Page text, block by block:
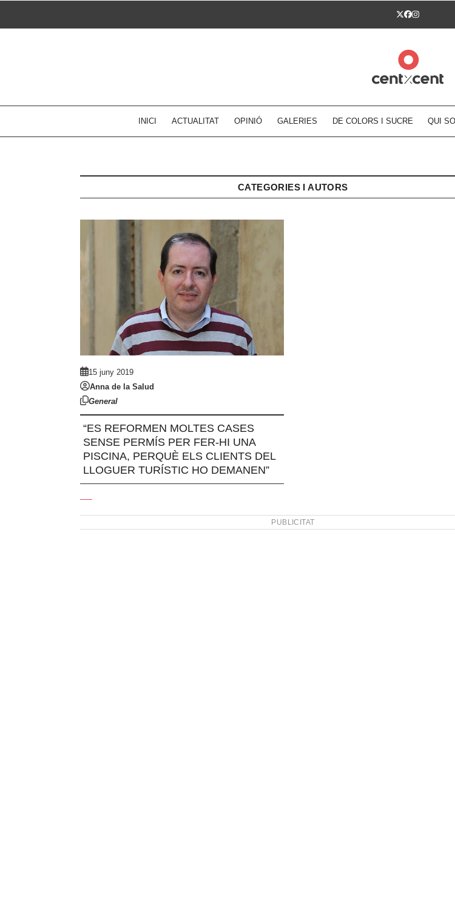
Twitter
Facebook
Instagram
INICI ACTUALITAT OPINIÓ GALERIES DE COLORS I SUCRE QUI
CATEGORIES I AUTORS
15 juny 2019
Anna de la Salud
General
“ES REFORMEN MOLTES CASES
SENSE PERMÍS PER FER-HI UNA
PISCINA, PERQUÈ ELS CLIENTS DEL
LLOGUER TURÍSTIC HO DEMANEN”
PUBLICITAT